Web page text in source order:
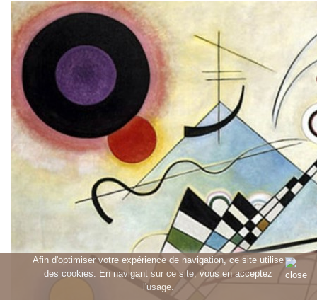
Afin d'optimiser votre expérience de navigation, ce site utilise
des cookies. En navigant sur ce site, vous en acceptez
l'usage.